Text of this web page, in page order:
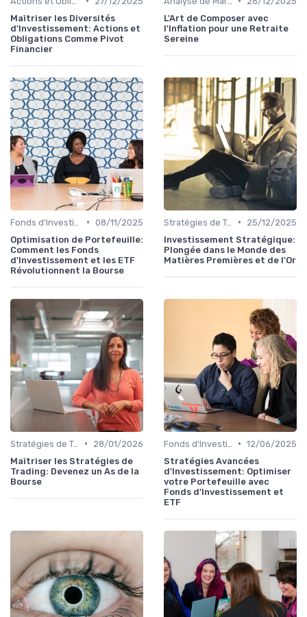
Maîtriser les Diversités
d'Investissement: Actions et
Obligations Comme Pivot
Financier
L'Art de Composer avec
l'Inflation pour une Retraite
Sereine
• 08/11/2025
Optimisation de Portefeuille:
Comment les Fonds
d'Investissement et les ETF
Révolutionnent la Bourse
Stratégies de Trading •
25/12/2025
Investissement Stratégique:
Plongée dans le Monde des
Matières Premières et de l'Or
Stratégies de Trading •
28/01/2026
Maîtriser les Stratégies de
Trading: Devenez un As de la
Bourse
• 12/06/2025
Stratégies Avancées
d'Investissement: Optimiser
votre Portefeuille avec
Fonds d'Investissement et
ETF